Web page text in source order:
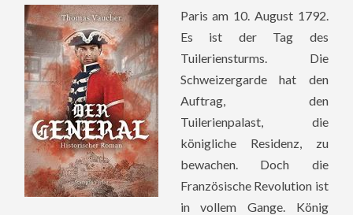
Paris am 10. August 1792.
Es ist der Tag des
Tuileriensturms. Die
Schweizergarde hat den
Auftrag, den
Tuilerienpalast, die
königliche Residenz, zu
bewachen. Doch die
Französische Revolution ist
in vollem Gange. König